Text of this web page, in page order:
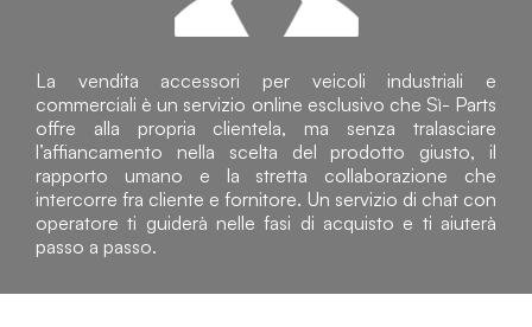
La vendita accessori per veicoli industriali e
commerciali è un servizio online esclusivo che Sì- Parts
offre alla propria clientela, ma senza tralasciare
l’affiancamento nella scelta del prodotto giusto, il
rapporto umano e la stretta collaborazione che
intercorre fra cliente e fornitore. Un servizio di chat con
operatore ti guiderà nelle fasi di acquisto e ti aiuterà
passo a passo.